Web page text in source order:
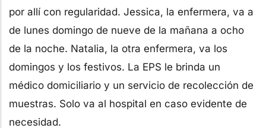
por allí con regularidad. Jessica, la enfermera, va a
de lunes domingo de nueve de la mañana a ocho
de la noche. Natalia, la otra enfermera, va los
domingos y los festivos. La EPS le brinda un
médico domiciliario y un servicio de recolección de
muestras. Solo va al hospital en caso evidente de
necesidad.